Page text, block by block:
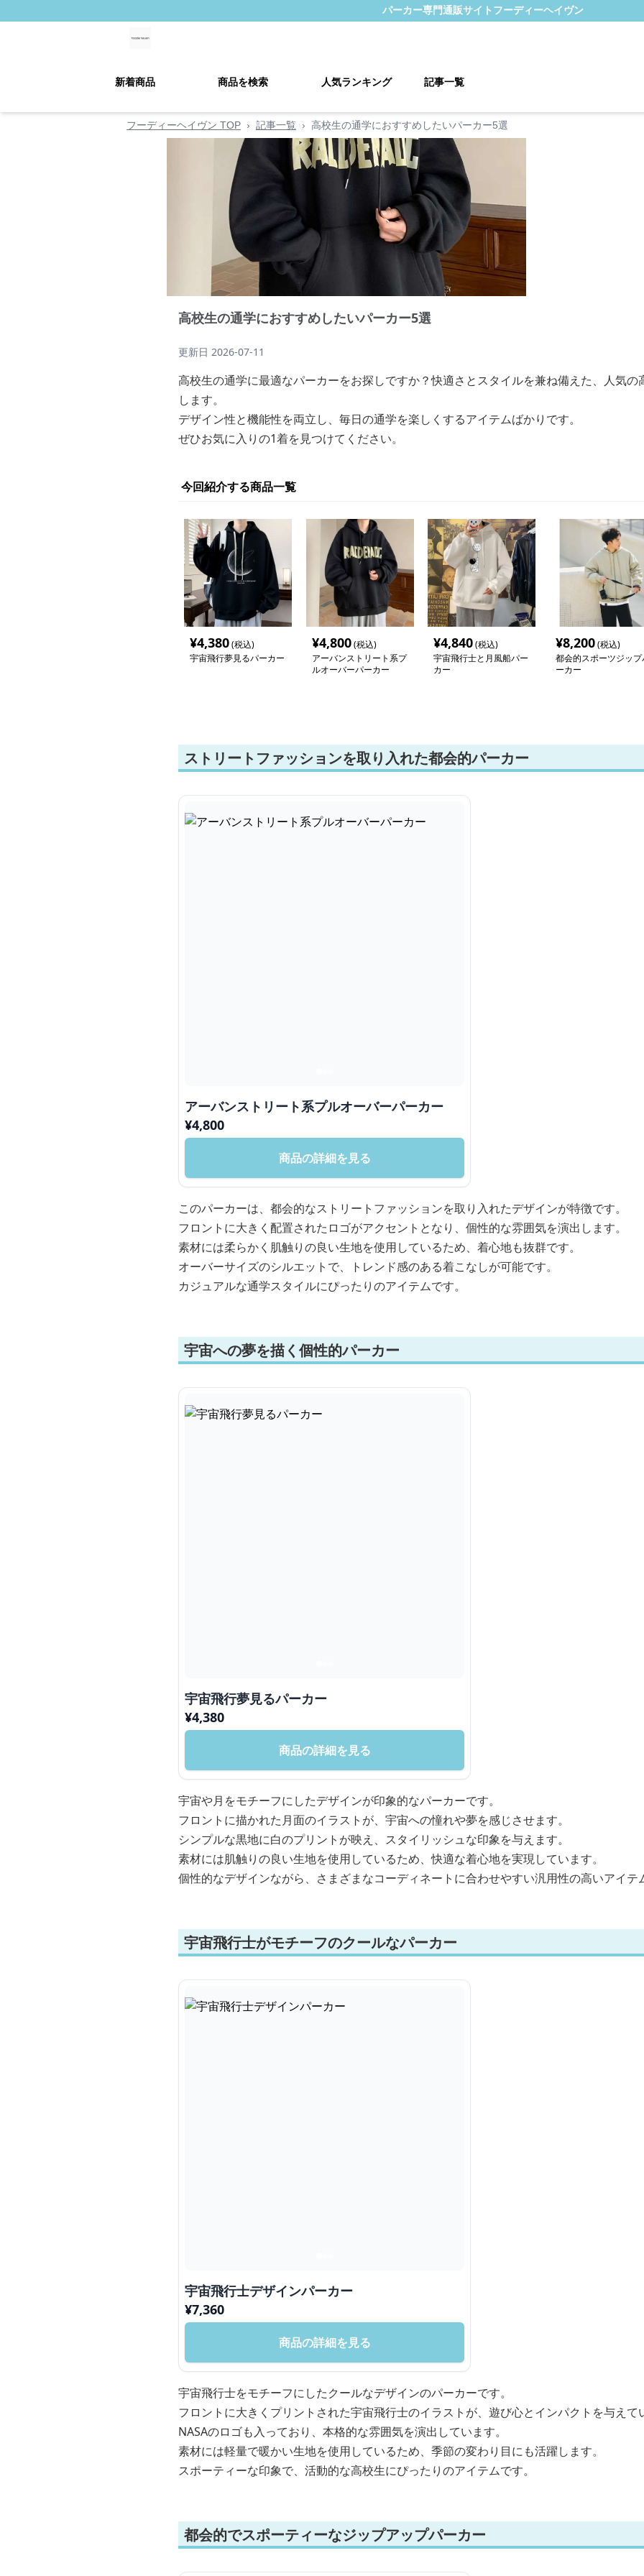
パーカー専門通販サイト フーディーヘイヴン
新着商品 商品を検索 人気ランキング 記事一覧
フーディーヘイヴン TOP › 記事一覧 › 高校生の通学におすすめしたいパーカー5選
高校生の通学におすすめしたいパーカー5選
更新日 2026-07-11
高校生の通学に最適なパーカーをお探しですか？快適さとスタイルを兼ね備えた、人気
します。
デザイン性と機能性を両立し、毎日の通学を楽しくするアイテムばかりです。
ぜひお気に入りの1着を見つけてください。
今回紹介する商品一覧
¥4,380(税込)
宇宙飛行夢見るパーカー
¥4,800(税込)
アーバンストリート系プ
ルオーバーパーカー
¥4,840(税込)
宇宙飛行士と月風船パー
カー
¥8,200(税込)
都会的スポーツジップ
ーカー
ストリートファッションを取り入れた都会的パーカー
アーバンストリート系プルオーバーパーカー
¥4,800
商品の詳細を見る
このパーカーは、都会的なストリートファッションを取り入れたデザインが特徴です。
フロントに大きく配置されたロゴがアクセントとなり、個性的な雰囲気を演出します。
素材には柔らかく肌触りの良い生地を使用しているため、着心地も抜群です。
オーバーサイズのシルエットで、トレンド感のある着こなしが可能です。
カジュアルな通学スタイルにぴったりのアイテムです。
宇宙への夢を描く個性的パーカー
宇宙飛行夢見るパーカー
¥4,380
商品の詳細を見る
宇宙や月をモチーフにしたデザインが印象的なパーカーです。
フロントに描かれた月面のイラストが、宇宙への憧れや夢を感じさせます。
シンプルな黒地に白のプリントが映え、スタイリッシュな印象を与えます。
素材には肌触りの良い生地を使用しているため、快適な着心地を実現しています。
個性的なデザインながら、さまざまなコーディネートに合わせやすい汎用性の高いアイテ
宇宙飛行士がモチーフのクールなパーカー
宇宙飛行士デザインパーカー
¥7,360
商品の詳細を見る
宇宙飛行士をモチーフにしたクールなデザインのパーカーです。
フロントに大きくプリントされた宇宙飛行士のイラストが、遊び心とインパクトを与えて
NASAのロゴも入っており、本格的な雰囲気を演出しています。
素材には軽量で暖かい生地を使用しているため、季節の変わり目にも活躍します。
スポーティーな印象で、活動的な高校生にぴったりのアイテムです。
都会的でスポーティーなジップアップパーカー